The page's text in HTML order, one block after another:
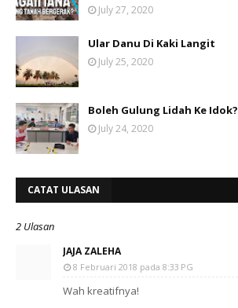
July 27, 2020
Ular Danu Di Kaki Langit
July 25, 2020
Boleh Gulung Lidah Ke Idok?
July 24, 2020
CATAT ULASAN
2 Ulasan
JAJA ZALEHA
8 Februari 2018 pada 8:33 PG
Wah kreatifnya!